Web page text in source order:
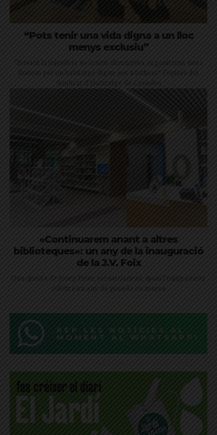
“Pots tenir una vida digna a un lloc
menys exclusiu”
"Davant la injustícia no tenim alternativa, organitzem-nos i
lluitem per un habitatge digne per a tothom": l'opinió del
Sindicat d'Habitatge de Cassoles
«Continuarem anant a altres
biblioteques»: un any de la inauguració
de la J.V. Foix
Una queixa de Josep Prim, veí sarrianenc, quan l'equipament
celebra un any de posada en marxa
REP LES NOTÍCIES AL
MOMENT AL WHATSAPP!